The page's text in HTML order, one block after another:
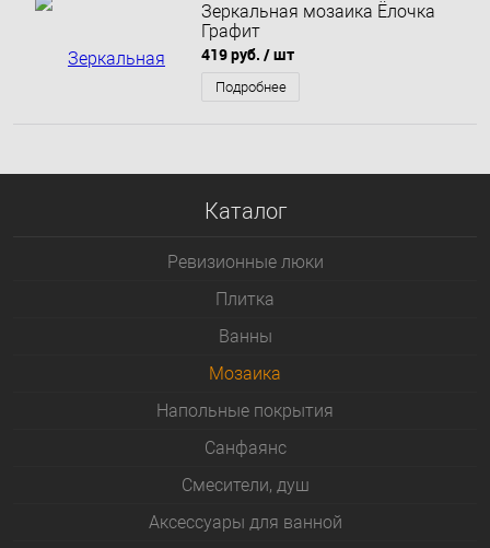
Зеркальная мозаика Ёлочка
Графит
419 руб. / шт
Подробнее
Каталог
Ревизионные люки
Плитка
Bанны
Мозаика
Напольные покрытия
Санфаянс
Смесители, душ
Аксессуары для ванной